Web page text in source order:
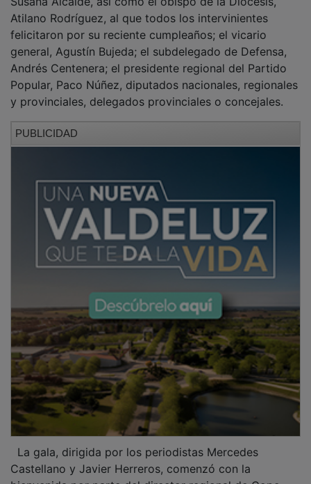
Atilano Rodríguez, al que todos los intervinientes
felicitaron por su reciente cumpleaños; el vicario
general, Agustín Bujeda; el subdelegado de Defensa,
Andrés Centenera; el presidente regional del Partido
Popular, Paco Núñez, diputados nacionales, regionales
y provinciales, delegados provinciales o concejales.
Castellano y Javier Herreros, comenzó con la
bienvenida por parte del director regional de Cope